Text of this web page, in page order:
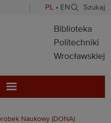
PL • EN Szukaj
Biblioteka
Biblioteka
Politechniki
Wrocławskiej
Naukowy (DONA)